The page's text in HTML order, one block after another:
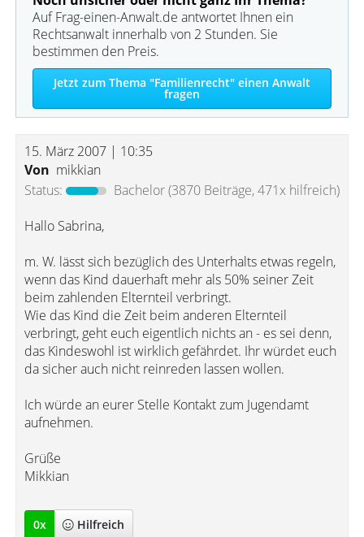
Auf Frag-einen-Anwalt.de antwortet Ihnen ein
Rechtsanwalt innerhalb von 2 Stunden. Sie
bestimmen den Preis.
Jetzt zum Thema "Familienrecht" einen Anwalt
fragen
15. März 2007 | 10:35
Von mikkian
Status:
Bachelor(3870 Beiträge, 471x hilfreich)
Hallo Sabrina,
m. W. lässt sich bezüglich des Unterhalts etwas regeln,
wenn das Kind dauerhaft mehr als 50% seiner Zeit
beim zahlenden Elternteil verbringt.
Wie das Kind die Zeit beim anderen Elternteil
verbringt, geht euch eigentlich nichts an - es sei denn,
das Kindeswohl ist wirklich gefährdet. Ihr würdet euch
da sicher auch nicht reinreden lassen wollen.
Ich würde an eurer Stelle Kontakt zum Jugendamt
aufnehmen.
Grüße
Mikkian
0x Hilfreich